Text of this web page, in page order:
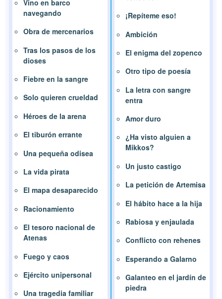
Vino en barco
navegando
Obra de mercenarios
Tras los pasos de los
dioses
Fiebre en la sangre
Solo quieren crueldad
Héroes de la arena
El tiburón errante
Una pequeña odisea
La vida pirata
El mapa desaparecido
Racionamiento
El tesoro nacional de
Atenas
Fuego y caos
Ejército unipersonal
Una tragedia familiar
¡Repíteme eso!
Ambición
El enigma del zopenco
Otro tipo de poesía
La letra con sangre
entra
Amor duro
¿Ha visto alguien a
Mikkos?
Un justo castigo
La petición de Artemisa
El hábito hace a la hija
Rabiosa y enjaulada
Conflicto con rehenes
Esperando a Galarno
Galanteo en el jardín de
piedra